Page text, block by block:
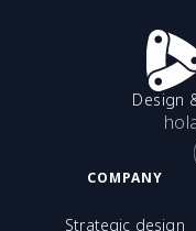
Design
COMPANY
Strategic design